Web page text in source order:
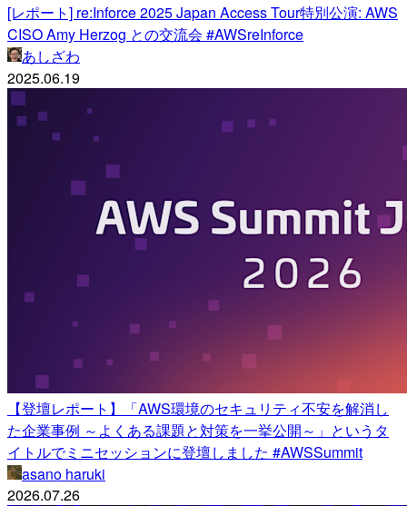
[レポート] re:Inforce 2025 Japan Access Tour特別公演: AWS
CISO Amy Herzog との交流会 #AWSreInforce
あしざわ
2025.06.19
【登壇レポート】「AWS環境のセキュリティ不安を解消し
た企業事例 ～よくある課題と対策を一挙公開～」というタ
イトルでミニセッションに登壇しました #AWSSummit
asano haruki
2026.07.26